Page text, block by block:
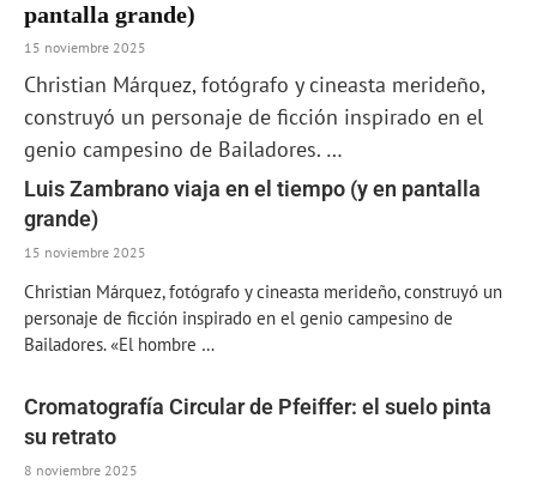
pantalla grande)
15 noviembre 2025
Christian Márquez, fotógrafo y cineasta merideño,
construyó un personaje de ficción inspirado en el
genio campesino de Bailadores. …
Luis Zambrano viaja en el tiempo (y en pantalla
grande)
15 noviembre 2025
Christian Márquez, fotógrafo y cineasta merideño, construyó un
personaje de ficción inspirado en el genio campesino de
Bailadores. «El hombre …
Cromatografía Circular de Pfeiffer: el suelo pinta
su retrato
8 noviembre 2025